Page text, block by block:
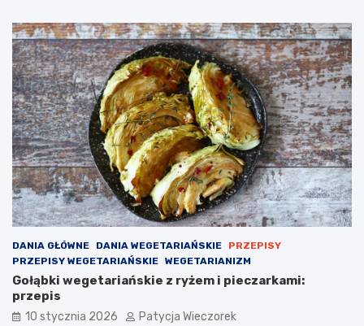
DANIA GŁÓWNE DANIA WEGETARIAŃSKIE
PRZEPISY
PRZEPISY WEGETARIAŃSKIE WEGETARIANIZM
Gołąbki wegetariańskie z ryżem i pieczarkami:
przepis
10 stycznia 2026 Patycja Wieczorek